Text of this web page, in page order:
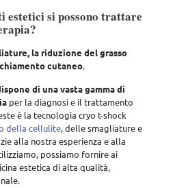
estetici si possono trattare
la riduzione del grasso
cutaneo.
di una vasta gamma di
per la diagnosi e il trattamento
è la tecnologia cryo t-shock
della cellulite, delle smagliature e
alla nostra esperienza e alla
possiamo fornire ai
estetica di alta qualità,